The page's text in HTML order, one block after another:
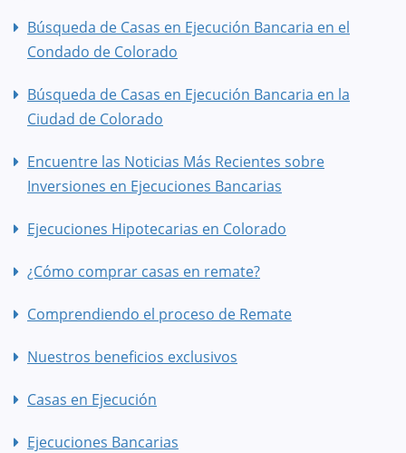
Búsqueda de Casas en Ejecución Bancaria en el
Condado de Colorado
Búsqueda de Casas en Ejecución Bancaria en la
Ciudad de Colorado
Encuentre las Noticias Más Recientes sobre
Inversiones en Ejecuciones Bancarias
Ejecuciones Hipotecarias en Colorado
¿Cómo comprar casas en remate?
Comprendiendo el proceso de Remate
Nuestros beneficios exclusivos
Casas en Ejecución
Ejecuciones Bancarias